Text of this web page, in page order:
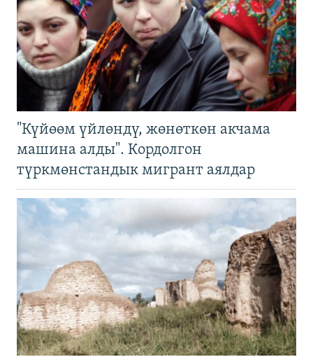
"Күйөөм үйлөндү, жөнөткөн акчама
машина алды". Кордолгон
түркмөнстандык мигрант аялдар